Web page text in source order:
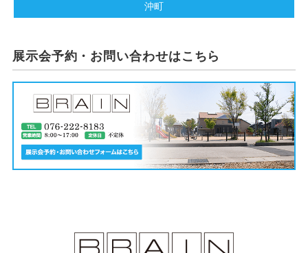
沖町
展示会予約・お問い合わせはこちら